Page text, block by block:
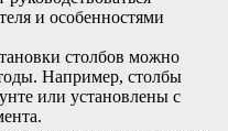
и особенностями
столбов можно
Например, столбы
или установлены с